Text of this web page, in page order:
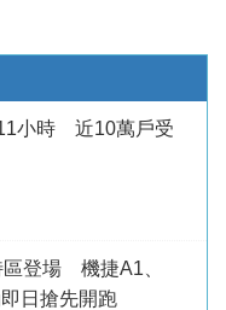
小時 近10萬戶受
登場 機捷A1、
日搶先開跑